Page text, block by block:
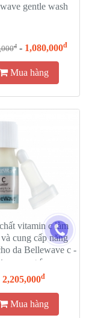
gentle wash
đ- 1,080,000đ
Mua hàng
vitamin c làm
cung cấp năng
da Bellewave c -
young force
essence
2,205,000đ
Mua hàng